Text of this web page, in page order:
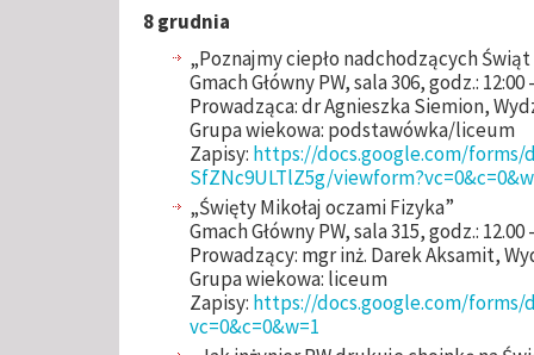
8 grudnia
„Poznajmy ciepło nadchodzących
Gmach Główny PW, sala 306, godz.: 12:00
Prowadząca: dr Agnieszka Siemion,
Grupa wiekowa: podstawówka/liceum
Zapisy: https://docs.google.com/forms/
SfZNc9ULTlZ5g/
„Święty Mikołaj oczami Fizyka”
Gmach Główny PW, sala 315, godz.: 12.00
Prowadzący: mgr inż. Darek Aksamit,
Grupa wiekowa: liceum
Zapisy: https://docs.google.com/forms/
vc=0&c=0&w=1